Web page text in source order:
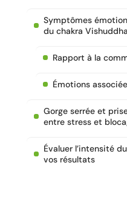
Symptômes
du chakra Vishuddha
Rapport à la
Émotions
Gorge serrée et
entre stress et
Évaluer l’intensité
vos résultats